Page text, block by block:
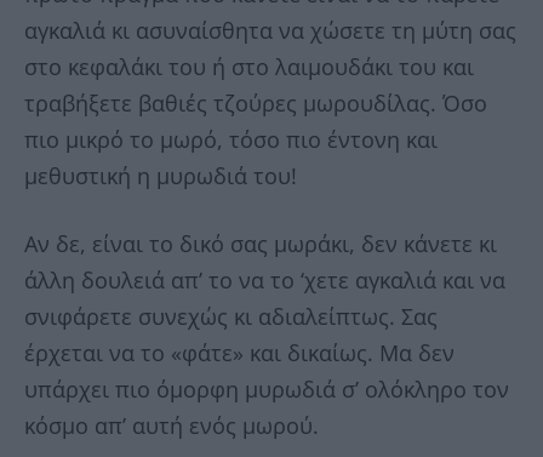
αγκαλιά κι ασυναίσθητα να χώσετε τη μύτη σας
στο κεφαλάκι του ή στο λαιμουδάκι του και
τραβήξετε βαθιές τζούρες μωρουδίλας. Όσο
πιο μικρό το μωρό, τόσο πιο έντονη και
μεθυστική η μυρωδιά του!
Αν δε, είναι το δικό σας μωράκι, δεν κάνετε κι
άλλη δουλειά απ’ το να το ‘χετε αγκαλιά και να
σνιφάρετε συνεχώς κι αδιαλείπτως. Σας
έρχεται να το «φάτε» και δικαίως. Μα δεν
υπάρχει πιο όμορφη μυρωδιά σ’ ολόκληρο τον
κόσμο απ’ αυτή ενός μωρού.